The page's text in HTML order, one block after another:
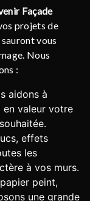
Façade
projets de
vous
Nous
:
aidons à
valeur votre
effets
les
à vos murs.
papier peint,
une grande